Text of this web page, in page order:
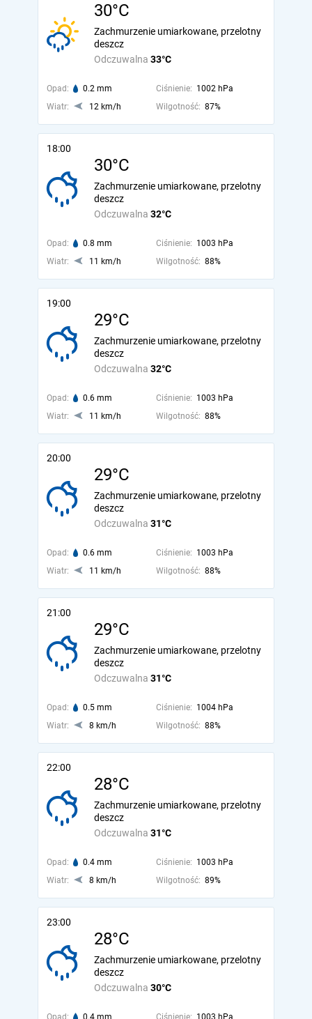
30°C
Odczuwalna 33°C
Zachmurzenie umiarkowane, przelotny
deszcz
Opad: 0.2 mm Ciśnienie: 1002 hPa
Wiatr:
12 km/h Wilgotność: 87%
18:00
30°C
Odczuwalna 32°C
Zachmurzenie umiarkowane, przelotny
deszcz
Opad: 0.8 mm Ciśnienie: 1003 hPa
Wiatr:
11 km/h Wilgotność: 88%
19:00
29°C
Odczuwalna 32°C
Zachmurzenie umiarkowane, przelotny
deszcz
Opad: 0.6 mm Ciśnienie: 1003 hPa
Wiatr:
11 km/h Wilgotność: 88%
20:00
29°C
Odczuwalna 31°C
Zachmurzenie umiarkowane, przelotny
deszcz
Opad: 0.6 mm Ciśnienie: 1003 hPa
Wiatr:
11 km/h Wilgotność: 88%
21:00
29°C
Odczuwalna 31°C
Zachmurzenie umiarkowane, przelotny
deszcz
Opad: 0.5 mm Ciśnienie: 1004 hPa
Wiatr:
8 km/h Wilgotność: 88%
22:00
28°C
Odczuwalna 31°C
Zachmurzenie umiarkowane, przelotny
deszcz
Opad: 0.4 mm Ciśnienie: 1003 hPa
Wiatr:
8 km/h Wilgotność: 89%
23:00
28°C
Odczuwalna 30°C
Zachmurzenie umiarkowane, przelotny
deszcz
Opad: 0.4 mm Ciśnienie: 1003 hPa